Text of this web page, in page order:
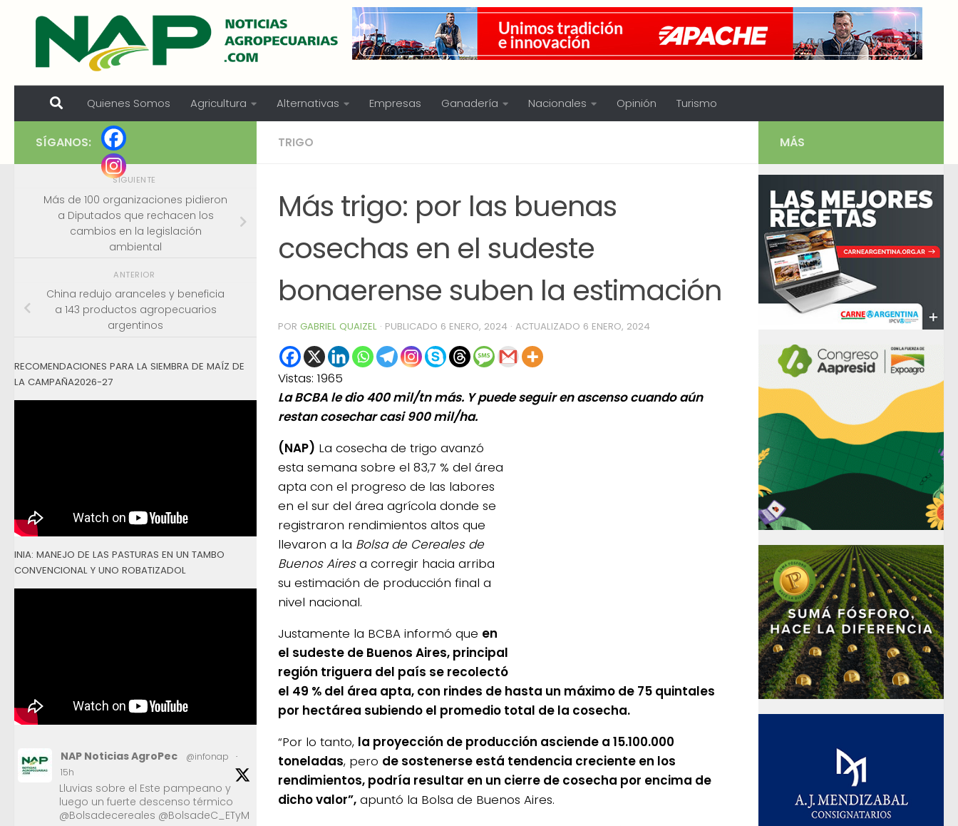
Skip to content
Quienes Somos Agricultura Alternativas Empresas Ganadería Nacionales Opinión Turismo
TRIGO
Más trigo: por las buenas
cosechas en el sudeste
bonaerense suben la estimación
POR GABRIEL QUAIZEL · PUBLICADO 6 ENERO, 2024 · ACTUALIZADO 6 ENERO, 2024
Vistas: 1965
La BCBA le dio 400 mil/tn más. Y puede seguir en ascenso cuando aún
restan cosechar casi 900 mil/ha.
(NAP) La cosecha de trigo avanzó
esta semana sobre el 83,7 % del área
apta con el progreso de las labores
en el sur del área agrícola donde se
registraron rendimientos altos que
llevaron a la Bolsa de Cereales de
Buenos Airesa corregir hacia arriba
su estimación de producción final a
nivel nacional.
Justamente la BCBA informó que en
el sudeste de Buenos Aires, principal
región triguera del país se recolectó
el 49 % del área apta, con rindes de hasta un máximo de 75 quintales
por hectárea subiendo el promedio total de la cosecha.
“Por lo tanto, la proyección de producción asciende a 15.100.000
toneladas, pero de sostenerse está tendencia creciente en los
rendimientos, podría resultar en un cierre de cosecha por encima de
dicho valor”, apuntó la Bolsa de Buenos Aires.
SÍGANOS:
SIGUIENTE
Más de 100 organizaciones pidieron
a Diputados que rechacen los
cambios en la legislación
ambiental
ANTERIOR
China redujo aranceles y beneficia
a 143 productos agropecuarios
argentinos
RECOMENDACIONES PARA LA SIEMBRA DE MAÍZ DE
LA CAMPAÑA2026-27
INIA: MANEJO DE LAS PASTURAS EN UN TAMBO
CONVENCIONAL Y UNO ROBATIZADOL
NAP Noticias AgroPec @infonap
·
15h
Lluvias sobre el Este pampeano y
luego un fuerte descenso térmico
@Bolsadecereales @BolsadeC_ETyM
MÁS